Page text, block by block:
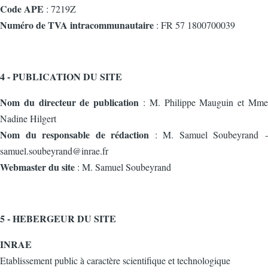
Code APE : 7219Z
Numéro de TVA intracommunautaire : FR 57 1800700039
4 - PUBLICATION DU SITE
Nom du directeur de publication : M. Philippe Mauguin et Mme
Nadine Hilgert
Nom du responsable de rédaction : M. Samuel Soubeyrand -
samuel.soubeyrand@inrae.fr
Webmaster du site : M. Samuel Soubeyrand
5 - HEBERGEUR DU SITE
INRAE
Etablissement public à caractère scientifique et technologique